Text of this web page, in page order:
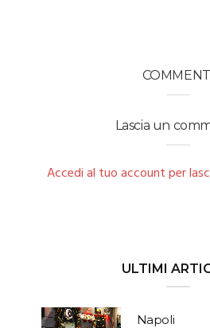
Lascia un
Accedi al tuo account per
ULTIMI
Napoli